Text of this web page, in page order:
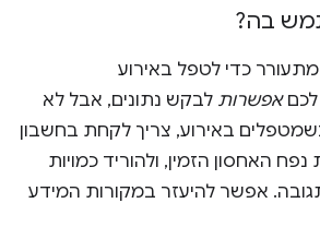
בה?
לכםאפשרות לבקש נתונים, אבל לא
באירוע, צריך לקחת בחשבון
האחסון הזמין, ולהוריד כמויות
אפשר להיעזר במקורות המידע